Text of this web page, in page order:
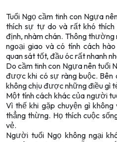
Tuổi Ngọ cầm tinh con Ngựa
thích sự tự do và rất khó
định, nhàm chán. Thông
ngoại giao và có tính cách
quan sát tốt, đầu óc rất nhanh
Do cầm tinh con Ngựa nên tuổi
được khi có sự ràng buộc. Bên
không chịu được những điều gì
Một tính cách khác của người
Vì thế khi gặp chuyện gì
thẳng thừng. Họ thích cuộc
vẻ.
Người tuổi Ngọ không ngại